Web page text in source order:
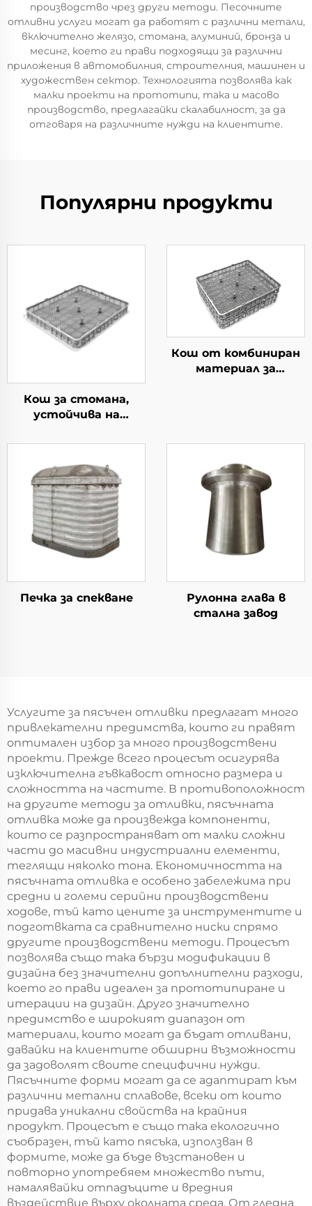
производство чрез други методи. Песочните
отливни услуги могат да работят с различни метали,
включително желязо, стомана, алуминий, бронза и
месинг, което ги прави подходящи за различни
приложения в автомобилния, строителния, машинен и
художествен сектор. Технологията позволява как
малки проекти на прототипи, така и масово
производство, предлагайки скалабилност, за да
отговаря на различните нужди на клиентите.
Популярни продукти
Кош за стомана,
устойчива на
Кош от комбиниран
материал за
Печка за спекване
Рулонна глава в
стална завод
Услугите за пясъчен отливки предлагат много
привлекателни предимства, които ги правят
оптимален избор за много производствени
проекти. Прежде всего процесът осигурява
изключителна гъвкавост относно размера и
сложността на частите. В противоположност
на другите методи за отливки, пясъчната
отливка може да произвежда компоненти,
които се разпространяват от малки сложни
части до масивни индустриални елементи,
теглящи няколко тона. Економичността на
пясъчната отливка е особено забележима при
средни и големи серийни производствени
ходове, тъй като цените за инструментите и
подготвката са сравнително ниски спрямо
другите производствени методи. Процесът
позволява също така бързи модификации в
дизайна без значителни допълнителни разходи,
което го прави идеален за прототипиране и
итерации на дизайн. Друго значително
предимство е широкият диапазон от
материали, които могат да бъдат отливани,
давайки на клиентите обширни възможности
да задоволят своите специфични нужди.
Пясъчните форми могат да се адаптират към
различни метални сплавове, всеки от които
придава уникални свойства на крайния
продукт. Процесът е също така екологично
съобразен, тъй като пясъка, използван в
формите, може да бъде възстановен и
повторно употребяем множество пъти,
намалявайки отпадъците и вредния
въздействие върху околната среда. От гледна